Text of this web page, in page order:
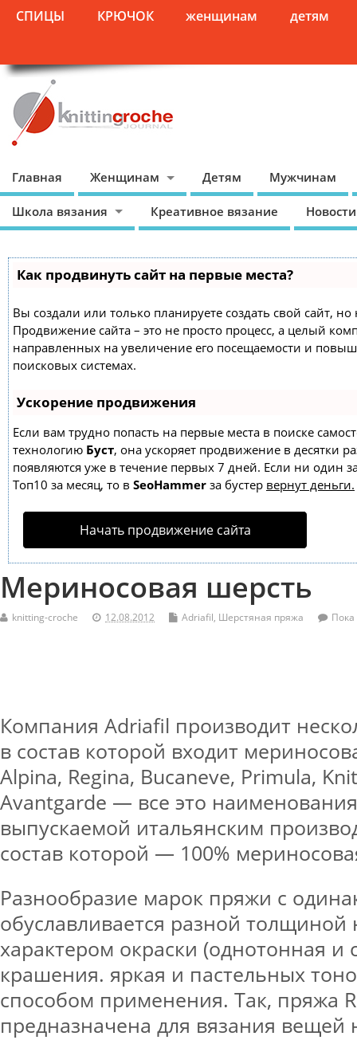
СПИЦЫ КРЮЧОК женщинам детям
Главная Женщинам Детям Мужчинам
Школа вязания Креативное вязание
Как продвинуть сайт на первые места?
Вы создали или только планируете создать свой сайт, но
Продвижение сайта – это не просто процесс, а целый
направленных на увеличение его посещаемости и
поисковых системах.
Ускорение продвижения
Если вам трудно попасть на первые места в поиске
технологию Буст, она ускоряет продвижение в десятки
появляются уже в течение первых 7 дней. Если ни один
Топ10 за месяц, то в SeoHammer за бустер вернут деньги.
Начать продвижение сайта
Мериносовая шерсть
knitting-croche 12.08.2012 Adriafil, Шерстяная пряжа
Компания Adriafil производит
в состав которой входит
Alpina, Regina, Bucaneve, Primula,
Avantgarde — все это
выпускаемой итальянским
состав которой — 100%
Разнообразие марок пряжи с
обуславливается разной
характером окраски (однотонная и
крашения. яркая и пастельных
способом применения. Так, пряжа
предназначена для вязания